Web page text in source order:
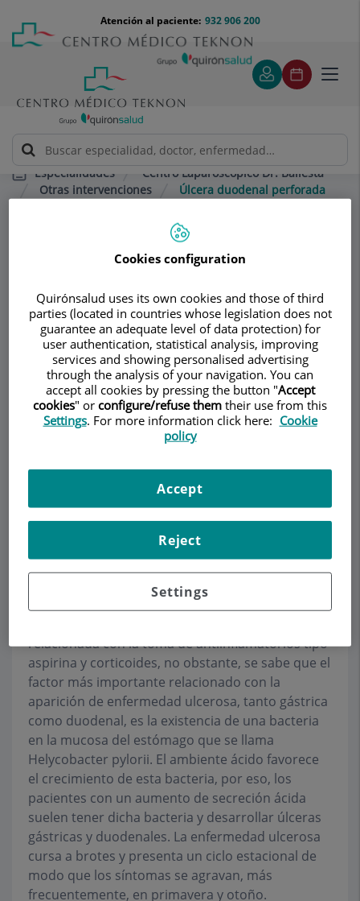
contenido
Menú
teléfono
cabecera
932 906 200
Atención al paciente:
Especialidades
Centro Laparoscópico Dr. Ballesta
Otras intervenciones
Úlcera duodenal perforada
Centro
Laparoscópico Dr.
Ballesta
CIRUGÍA GENERAL ADULTOS
DescripciónServiciosEquipoContactoHorario
Pedir cita
Úlcera duodenal perforada
Una de las complicaciones más frecuentes de la
úlcera duodenal es la perforación. La úlcera
relacionada con la toma de antiinflamatorios tipo
aspirina y corticoides, no obstante, se sabe que el
factor más importante relacionado con la
aparición de enfermedad ulcerosa, tanto gástrica
como duodenal, es la existencia de una bacteria
en la mucosa del estómago que se llama
Helycobacter pylorii. El ambiente ácido favorece
el crecimiento de esta bacteria, por eso, los
pacientes con un aumento de secreción ácida
suelen tener dicha bacteria y desarrollar úlceras
gástricas y duodenales. La enfermedad ulcerosa
cursa a brotes y presenta un ciclo estacional de
modo que los síntomas se agravan, más
frecuentemente, en primavera y otoño.
Cookies configuration
Quirónsalud uses its own cookies and those of third
parties (located in countries whose legislation does not
guarantee an adequate level of data protection) for
user authentication, statistical analysis, improving
services and showing personalised advertising
through the analysis of your navigation. You can
accept all cookies by pressing the button "Accept
cookies" or configure/refuse them their use from this
Settings. For more information click here: Cookie
policy
Settings
Reject
Accept